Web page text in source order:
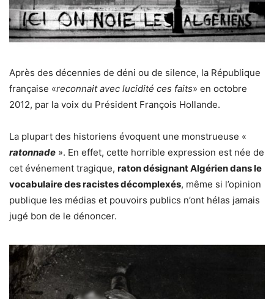
Après des décennies de déni ou de silence, la République
française «reconnait avec lucidité ces faits» en octobre
2012, par la voix du Président François Hollande.
La plupart des historiens évoquent une monstrueuse «
ratonnade ». En effet, cette horrible expression est née de
cet événement tragique, raton désignant Algérien dans le
vocabulaire des racistes décomplexés, même si l’opinion
publique les médias et pouvoirs publics n’ont hélas jamais
jugé bon de le dénoncer.